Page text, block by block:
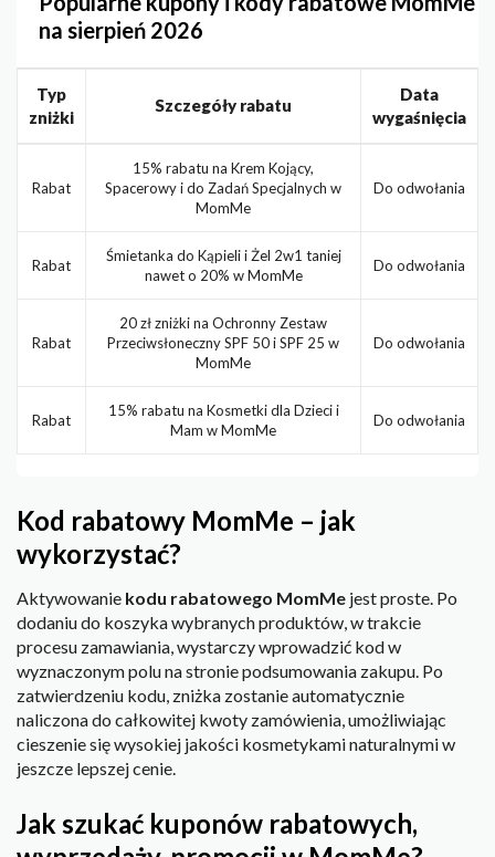
na sierpień 2026
Typ
zniżki
Szczegóły rabatu
Data
wygaśnięcia
Rabat
15% rabatu na Krem Kojący,
Spacerowy i do Zadań Specjalnych w
MomMe
Do odwołania
Rabat
Śmietanka do Kąpieli i Żel 2w1 taniej
nawet o 20% w MomMe
Do odwołania
Rabat
20 zł zniżki na Ochronny Zestaw
Przeciwsłoneczny SPF 50 i SPF 25 w
MomMe
Do odwołania
Rabat
15% rabatu na Kosmetki dla Dzieci i
Mam w MomMe
Do odwołania
Kod rabatowy MomMe – jak
wykorzystać?
Aktywowanie kodu rabatowego MomMe jest proste. Po
dodaniu do koszyka wybranych produktów, w trakcie
procesu zamawiania, wystarczy wprowadzić kod w
wyznaczonym polu na stronie podsumowania zakupu. Po
zatwierdzeniu kodu, zniżka zostanie automatycznie
naliczona do całkowitej kwoty zamówienia, umożliwiając
cieszenie się wysokiej jakości kosmetykami naturalnymi w
jeszcze lepszej cenie.
Jak szukać kuponów rabatowych,